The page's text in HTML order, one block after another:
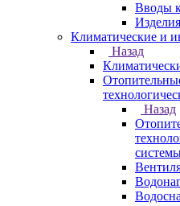
Вводы
Климатические и
Назад
Назад